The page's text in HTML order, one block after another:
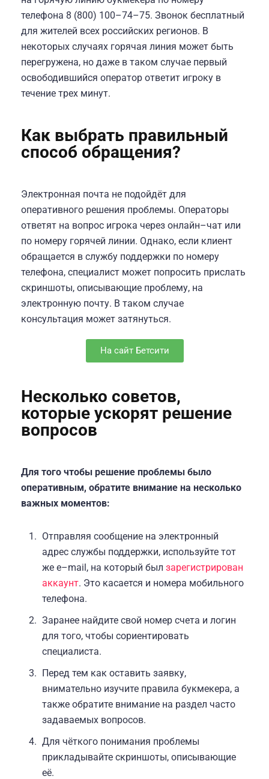
телефона 8 (800) 100–74–75. Звонок бесплатный
для жителей всех российских регионов. В
некоторых случаях горячая линия может быть
перегружена, но даже в таком случае первый
освободившийся оператор ответит игроку в
течение трех минут.
Как выбрать правильный
способ обращения?
Электронная почта не подойдёт для
оперативного решения проблемы. Операторы
ответят на вопрос игрока через онлайн–чат или
по номеру горячей линии. Однако, если клиент
обращается в службу поддержки по номеру
телефона, специалист может попросить прислать
скриншоты, описывающие проблему, на
электронную почту. В таком случае
консультация может затянуться.
На сайт Бетсити
Несколько советов,
которые ускорят решение
вопросов
Для того чтобы решение проблемы было
оперативным, обратите внимание на несколько
важных моментов:
Отправляя сообщение на электронный
адрес службы поддержки, используйте тот
же e–mail, на который был зарегистрирован
аккаунт. Это касается и номера мобильного
телефона.
Заранее найдите свой номер счета и логин
для того, чтобы сориентировать
специалиста.
Перед тем как оставить заявку,
внимательно изучите правила букмекера, а
также обратите внимание на раздел часто
задаваемых вопросов.
Для чёткого понимания проблемы
прикладывайте скриншоты, описывающие
её.